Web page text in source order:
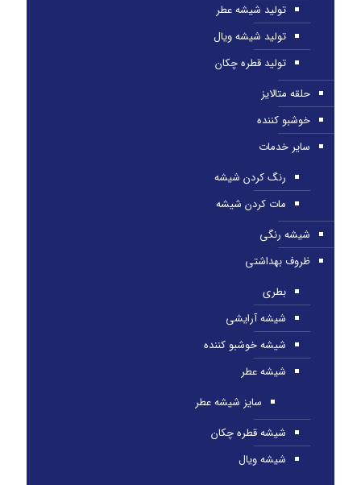
تولید شیشه عطر
تولید شیشه ویال
تولید قطره چکان
حلقه متالایز
خوشبو کننده
سایر خدمات
رنگ کردن شیشه
مات کردن شیشه
شیشه رنگی
ظروف بهداشتی
بطری
شیشه آرایشی
شیشه خوشبو کننده
شیشه عطر
سایز شیشه عطر
شیشه قطره چکان
شیشه ویال